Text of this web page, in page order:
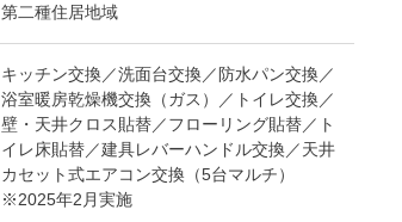
第二種住居地域
キッチン交換／洗面台交換／防水パン交換／
浴室暖房乾燥機交換（ガス）／トイレ交換／
壁・天井クロス貼替／フローリング貼替／ト
イレ床貼替／建具レバーハンドル交換／天井
カセット式エアコン交換（5台マルチ）
※2025年2月実施